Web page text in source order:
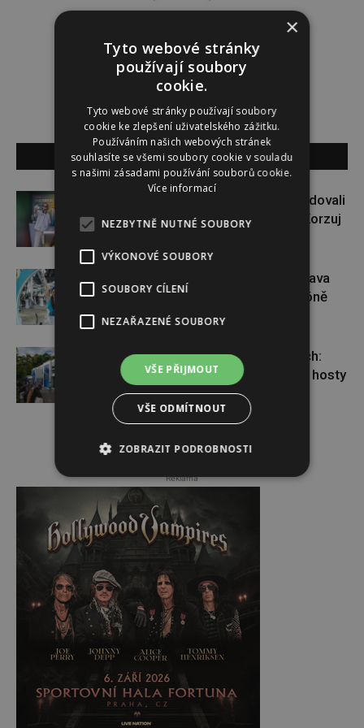
Lucie Šáleová
SOUVISEJÍCÍ ČLÁNKY
Paulie Garand a Slávek Pham bodovali
na Colours of Ostrava. Projekt Korzuj
Dopřejte si na Colours of Ostrava
pauzu plnou zážitků v IQOS zóně
Nová tvář talk show ve Varech:
Dominik Vršanský přivítal známé hosty
Reklama
×
Tyto webové stránky
používají soubory
cookie.
Tyto webové stránky používají soubory
cookie ke zlepšení uživatelského zážitku.
Používáním našich webových stránek
souhlasíte se všemi soubory cookie v souladu
s našimi zásadami používání souborů cookie.
Více informací
NEZBYTNĚ NUTNÉ SOUBORY
VÝKONOVÉ SOUBORY
SOUBORY CÍLENÍ
NEZAŘAZENÉ SOUBORY
VŠE PŘIJMOUT
VŠE ODMÍTNOUT
ZOBRAZIT PODROBNOSTI